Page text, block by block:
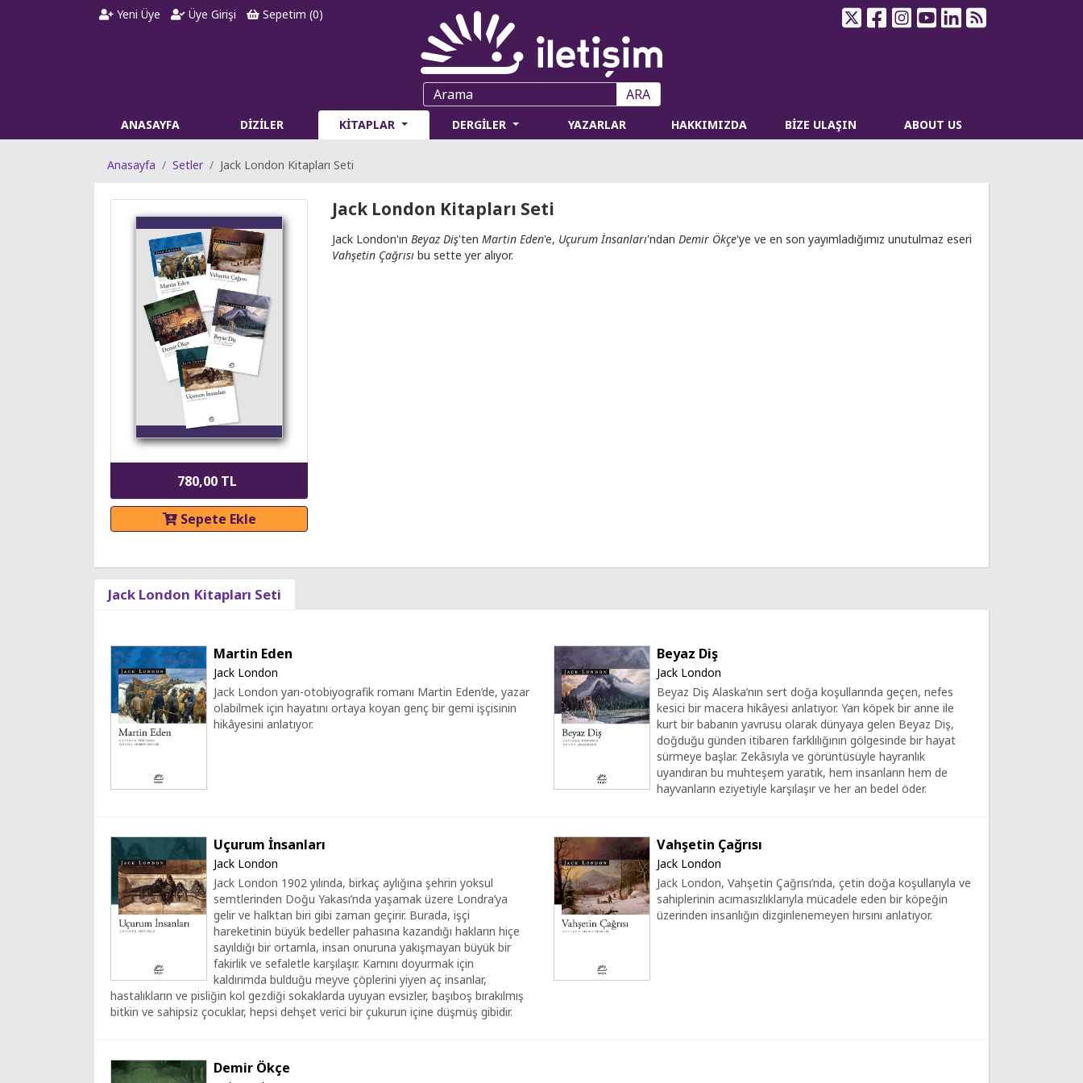
Yeni Üye Üye Girişi Sepetim (0)
ARA
ANASAYFA DİZİLER KİTAPLAR DERGİLER YAZARLAR HAKKIMIZDA BİZE ULAŞIN ABOUT US
Anasayfa Setler Jack London Kitapları Seti
780,00 TL
Sepete Ekle
Jack London Kitapları Seti
Jack London'ın Beyaz Diş'ten Martin Eden'e, Uçurum İnsanları'ndan Demir Ökçe'ye ve en son yayımladığımız unutulmaz eseri
Vahşetin Çağrısı bu sette yer alıyor.
Jack London Kitapları Seti
Martin Eden
Jack London
Jack London yarı-otobiyografik romanı Martin Eden’de, yazar
olabilmek için hayatını ortaya koyan genç bir gemi işçisinin
hikâyesini anlatıyor.
Beyaz Diş
Jack London
Beyaz Diş Alaska’nın sert doğa koşullarında geçen, nefes
kesici bir macera hikâyesi anlatıyor. Yarı köpek bir anne ile
kurt bir babanın yavrusu olarak dünyaya gelen Beyaz Diş,
doğduğu günden itibaren farklılığının gölgesinde bir hayat
sürmeye başlar. Zekâsıyla ve görüntüsüyle hayranlık
uyandıran bu muhteşem yaratık, hem insanların hem de
hayvanların eziyetiyle karşılaşır ve her an bedel öder.
Uçurum İnsanları
Jack London
Jack London 1902 yılında, birkaç aylığına şehrin yoksul
semtlerinden Doğu Yakası’nda yaşamak üzere Londra’ya
gelir ve halktan biri gibi zaman geçirir. Burada, işçi
hareketinin büyük bedeller pahasına kazandığı hakların hiçe
sayıldığı bir ortamla, insan onuruna yakışmayan büyük bir
fakirlik ve sefaletle karşılaşır. Karnını doyurmak için
kaldırımda bulduğu meyve çöplerini yiyen aç insanlar,
hastalıkların ve pisliğin kol gezdiği sokaklarda uyuyan evsizler, başıboş bırakılmış
bitkin ve sahipsiz çocuklar, hepsi dehşet verici bir çukurun içine düşmüş gibidir.
Vahşetin Çağrısı
Jack London
Jack London, Vahşetin Çağrısı’nda, çetin doğa koşullarıyla ve
sahiplerinin acımasızlıklarıyla mücadele eden bir köpeğin
üzerinden insanlığın dizginlenemeyen hırsını anlatıyor.
Demir Ökçe